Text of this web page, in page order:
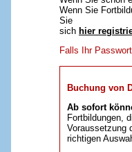
Wenn Sie
Sie
sich hier
Falls Ihr
Buchung von
Ab sofort
Fortbildungen,
Voraussetzung
richtigen